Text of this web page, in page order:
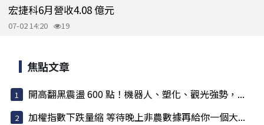
宏捷科6月營收4.08 億元
07-02 14:20 19
焦點文章
開高翻黑震盪 600 點！機器人、塑化、觀光強勢，...
加權指數下跌量縮 等待晚上非農數據再給你一個大...